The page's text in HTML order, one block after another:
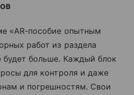
«AR-пособие опытным
работ из раздела
больше. Каждый блок
для контроля и даже
и погрешностям. Свои